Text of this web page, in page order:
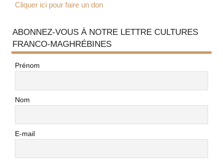
Cliquer ici pour faire un don
ABONNEZ-VOUS À NOTRE LETTRE CULTURES
FRANCO-MAGHRÉBINES
Prénom
Nom
E-mail